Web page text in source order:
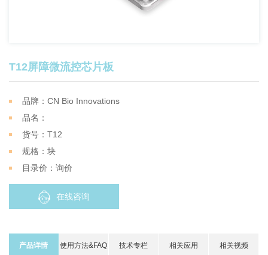
T12屏障微流控芯片板
品牌：CN Bio Innovations
品名：
货号：T12
规格：块
目录价：询价
在线咨询
产品详情 使用方法&FAQ 技术专栏 相关应用 相关视频